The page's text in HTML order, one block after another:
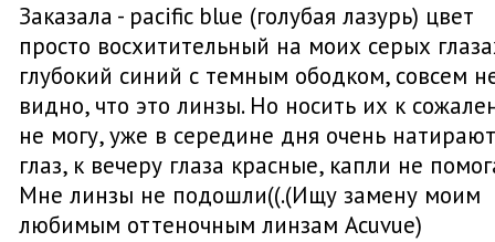
Заказала - pacific blue (голубая лазурь) цвет
просто восхитительный на моих серых
глубокий синий с темным ободком, совсем
видно, что это линзы. Но носить их к
не могу, уже в середине дня очень натирают
глаз, к вечеру глаза красные, капли не
Мне линзы не подошли((.(Ищу замену моим
любимым оттеночным линзам Acuvue)